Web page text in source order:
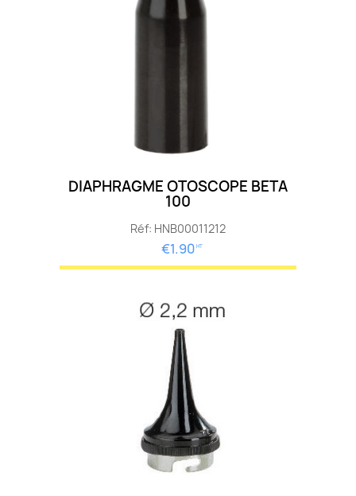
DIAPHRAGME OTOSCOPE BETA
100
Réf: HNB00011212
€1.90 HT